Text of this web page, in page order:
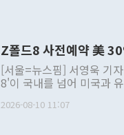
Z폴드8 사전예약 美
[서울=뉴스핌] 서영욱 기
8'이 국내를 넘어 미국과
였고, 국내에서는 갤럭시
2026-08-10 11:07